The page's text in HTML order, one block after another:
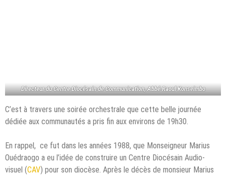
Directeur du Centre Diocésain de Communication, Abbé Raoul Konseimbo
C’est à travers une soirée orchestrale que cette belle journée
dédiée aux communautés a pris fin aux environs de 19h30.
En rappel, ce fut dans les années 1988, que Monseigneur Marius
Ouédraogo a eu l’idée de construire un Centre Diocésain Audio-
visuel (CAV) pour son diocèse. Après le décès de monsieur Marius